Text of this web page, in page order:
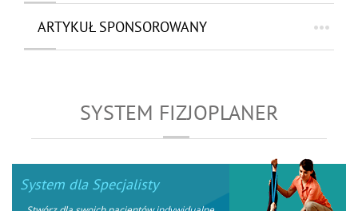
ARTYKUŁ SPONSOROWANY
SYSTEM FIZJOPLANER
System dla Specjalisty